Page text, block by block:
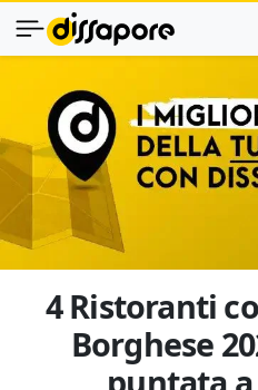
4 Ristoranti
Borghese